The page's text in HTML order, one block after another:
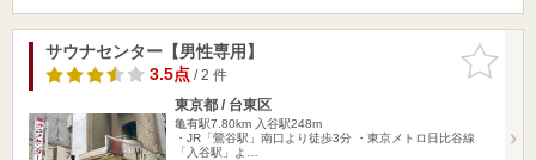
お気に入
りに追加
サウナセンター【男性専用】
3.5点/ 2 件
東京都 / 台東区
亀有駅7.80km 入谷駅248m
・JR「鶯谷駅」南口より徒歩3分 ・東京メトロ日比谷線
「入谷駅」よ…